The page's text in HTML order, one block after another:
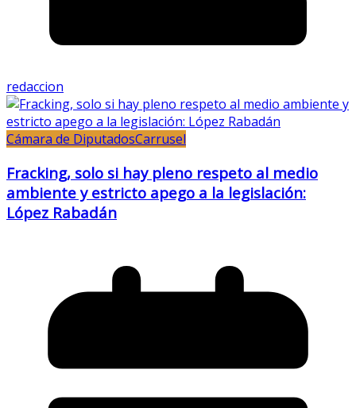
redaccion
Cámara de DiputadosCarrusel
Fracking, solo si hay pleno respeto al medio
ambiente y estricto apego a la legislación:
López Rabadán